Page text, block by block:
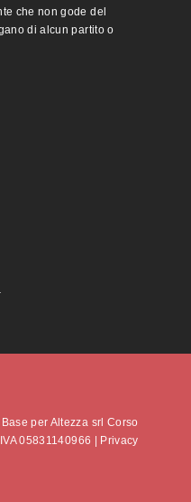
che non gode del
di alcun partito o
per Altezza srl Corso
05831140966 |
Privacy